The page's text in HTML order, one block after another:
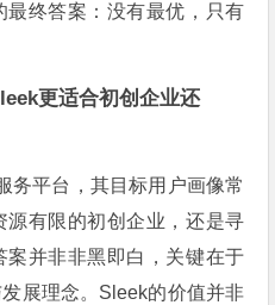
终答案：没有最优，只有
更适合初创企业还
务平台，其目标用户画像常
有限的初创企业，还是寻
并非非黑即白，关键在于
展理念。Sleek的价值并非